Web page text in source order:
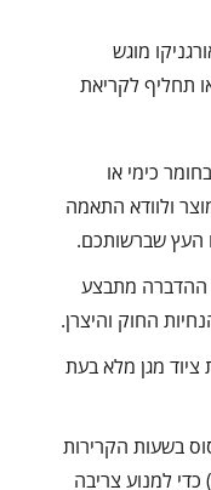
מוגש
תחליף לקריאת
כימי או
ולוודא התאמה
העץ שברשותכם.
ההדברה מתבצע
החוק והיצרן.
מגן מלא בעת
בשעות הקרירות
למנוע צריבה